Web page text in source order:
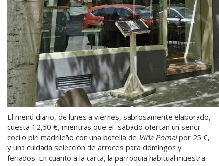
El menú diario, de lunes a viernes, sabrosamente elaborado,
cuesta 12,50 €, mientras que el sábado ofertan un señor
coci o piri madrileño con una botella de Viña Pomalpor 25 €,
y una cuidada selección de arroces para domingos y
feriados. En cuanto a la carta, la parroquia habitual muestra